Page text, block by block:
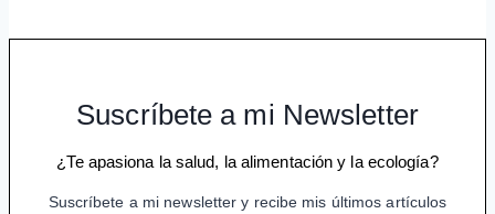
Suscríbete a mi Newsletter
¿Te apasiona la salud, la alimentación y la ecología?
Suscríbete a mi newsletter y recibe mis últimos artículos